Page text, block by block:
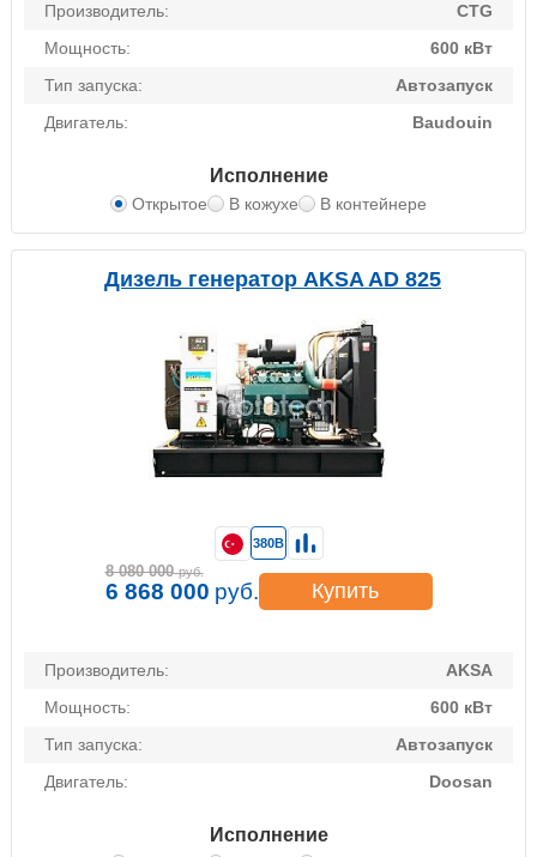
Производитель:
CTG
Мощность:
600 кВт
Тип запуска:
Автозапуск
Двигатель:
Baudouin
Исполнение
Открытое В кожухе В контейнере
Дизель генератор AKSA AD 825
Производитель:
AKSA
Мощность:
600 кВт
Тип запуска:
Автозапуск
Двигатель:
Doosan
Исполнение
380В
8 080 000 руб.
6 868 000 руб. Купить